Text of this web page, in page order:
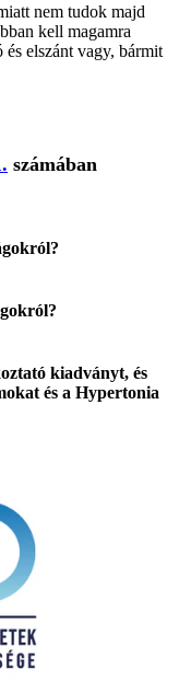
nem tudok majd
kell magamra
elszánt vagy, bármit
számában
kiadványt, és
és a Hypertonia